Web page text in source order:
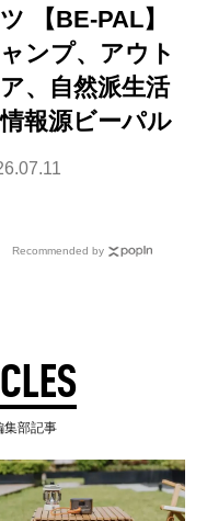
【BE-PAL】
ンプ、アウト
ア、自然派生活
報源ビーパル
Recommended by
集部記事